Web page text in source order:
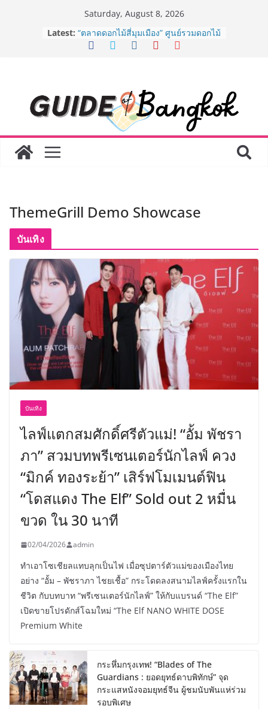
Saturday, August 8, 2026
Latest: BEDO เดินหน้าจัดกิจกรรมเจรจาธุรกิจ
“BIO TRADE CONNECT 2026” ยก
สด ดอกไม้ประดิษฐ์ พวงมาลัย และสังฆ
ภัณฑ์ครบวงจร ขอเชิญเลือกซื้อมาลัย
และของขวัญต้อนรับวันแม่ เปิดให้
บริการทุกวันตลอด 24 ชั่วโมง
Guangzhou Yinghao School เผยวิสัย
ประเทศ จัดประชุมใหญ่แห่งปี พบ CEO
AirAsia X SEE FAH พันธมิตรทางธุรกิจ
ยาวนานกว่า 20 ปี ต่อยอดเสิร์ฟความ
อร่อย ยกเมนูระดับตำนาน “ข้าวหน้าไก่
ราชวงศ์” พุ่งทะยานสู่น่านฟ้า
ThemeGrill Demo Showcase
บันเทิง
บันเทิง
ไลฟ์แตกสมศักดิ์ศรีตัวแม่! “อั้ม พัชรา
ภา” สวมบทพรีเซนเตอร์นักไลฟ์ ควง
“มิกค์ ทองระย้า” เสิร์ฟโมเมนต์ฟิน
“โดสแดง The Elf” Sold out 2 หมื่น
ขวด ใน 30 นาที
02/04/2026 admin
ทำเอาโซเชียลแทบลุกเป็นไฟ เมื่อซุปตาร์ตัวแม่ของเมืองไทย
อย่าง “อั้ม – พัชราภา ไชยเชื้อ” กระโดดลงสนามไลฟ์ครั้งแรกใน
ชีวิต กับบทบาท “พรีเซนเตอร์นักไลฟ์” ให้กับแบรนด์ “The Elf”
เปิดขายโปรดักส์โฉมใหม่ “The Elf NANO WHITE DOSE
Premium White
กระหึ่มกรุงเทพ! “Blades of The
Guardians : ยอดยุทธ์ดาบพิทักษ์” จุด
กระแสหนังจอมยุทธ์จีน ผู้ชมนับพันแห่ร่วม
รอบพิเศษ